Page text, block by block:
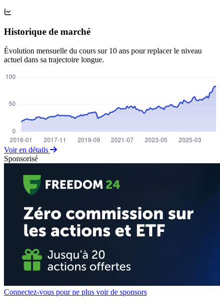
Historique de marché
Évolution mensuelle du cours sur 10 ans pour replacer le niveau
actuel dans sa trajectoire longue.
Voir en détails
Sponsorisé
Connectez-vous pour ne plus voir de sponsors